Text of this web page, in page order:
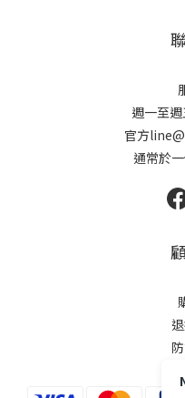
週一至
官方
通常於